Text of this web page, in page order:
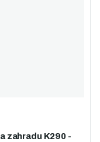
zahradu K290 -
z 5 hvězdiček.